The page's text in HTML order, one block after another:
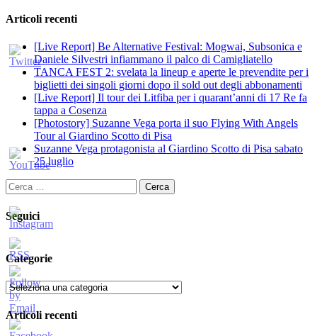
Articoli recenti
[Live Report] Be Alternative Festival: Mogwai, Subsonica e
Daniele Silvestri infiammano il palco di Camigliatello
TANCA FEST 2: svelata la lineup e aperte le prevendite per i
biglietti dei singoli giorni dopo il sold out degli abbonamenti
[Live Report] Il tour dei Litfiba per i quarant’anni di 17 Re fa
tappa a Cosenza
[Photostory] Suzanne Vega porta il suo Flying With Angels
Tour al Giardino Scotto di Pisa
Suzanne Vega protagonista al Giardino Scotto di Pisa sabato
25 luglio
Ricerca
per:
Seguici
Categorie
Categorie
Articoli recenti